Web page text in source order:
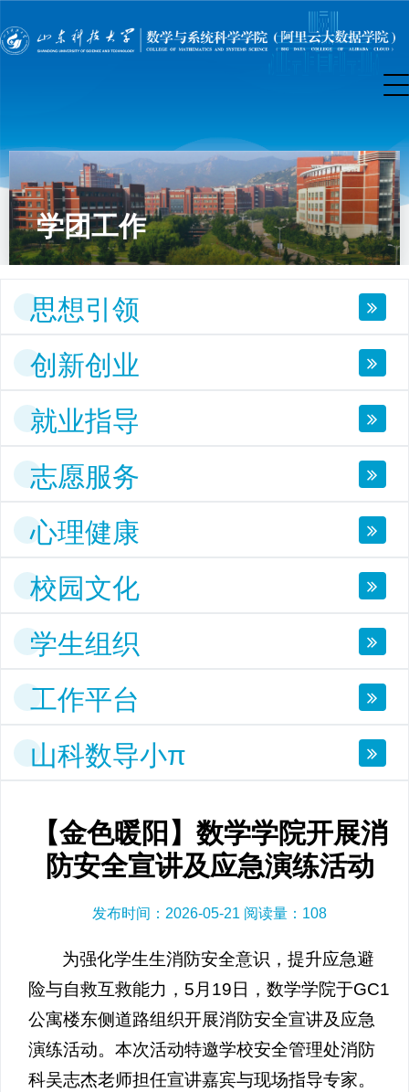
学团工作
思想引领
创新创业
就业指导
志愿服务
心理健康
校园文化
学生组织
工作平台
山科数导小π
【金色暖阳】数学学院开展消
防安全宣讲及应急演练活动
发布时间：2026-05-21 阅读量： 108
为强化学生生消防安全意识，提升应急避
险与自救互救能力，5月19日，数学学院于GC1
公寓楼东侧道路组织开展消防安全宣讲及应急
演练活动。本次活动特邀学校安全管理处消防
科吴志杰老师担任宣讲嘉宾与现场指导专家。